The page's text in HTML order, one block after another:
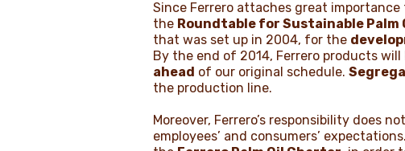
Since Ferrero attaches great
the Roundtable for Sustainable Palm
that was set up in 2004, for the
By the end of 2014, Ferrero products
ahead of our original schedule.
the production line.
Moreover, Ferrero’s responsibility does
employees’ and consumers’